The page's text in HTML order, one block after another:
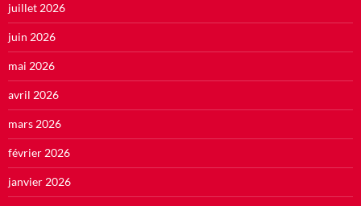
juillet 2026
juin 2026
mai 2026
avril 2026
mars 2026
février 2026
janvier 2026